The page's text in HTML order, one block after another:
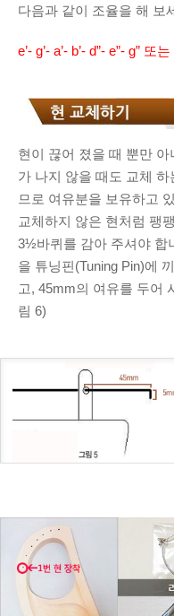
다음과 같이 조율을 해 보
e’- g’- a’- b’- d”- e”- g” 또
현이 끊어 졌을 때 뿐만
가 나지 않을 때도 교체
므로 여유분을 보유하고
교체하지 않은 현처럼 팽
3½바퀴를 감아 주셔야 합
을 튜닝핀(Tuning Pin)에
고, 45mm의 여유를 두어
림 6)